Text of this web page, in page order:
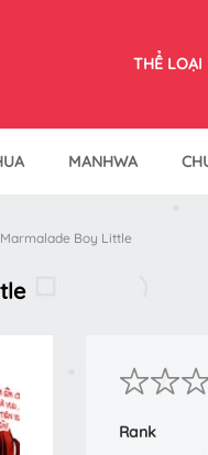
THỂ LOẠI
MANHWA
Marmalade Boy Little
Rank